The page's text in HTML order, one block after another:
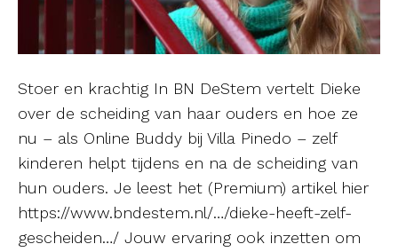
Stoer en krachtig In BN DeStem vertelt Dieke
over de scheiding van haar ouders en hoe ze
nu – als Online Buddy bij Villa Pinedo – zelf
kinderen helpt tijdens en na de scheiding van
hun ouders. Je leest het (Premium) artikel hier
https://www.bndestem.nl/…/dieke-heeft-zelf-
gescheiden…/ Jouw ervaring ook inzetten om